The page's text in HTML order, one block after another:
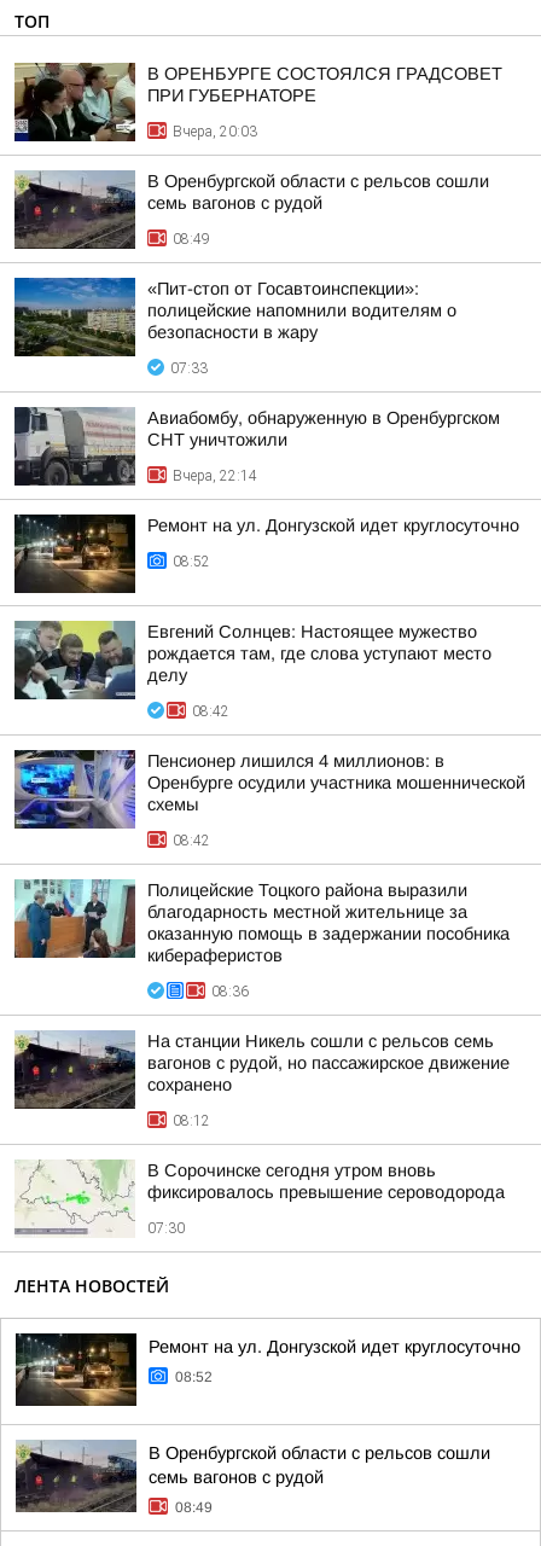
ТОП
В ОРЕНБУРГЕ СОСТОЯЛСЯ ГРАДСОВЕТ
ПРИ ГУБЕРНАТОРЕ
Вчера, 20:03
В Оренбургской области с рельсов сошли
семь вагонов с рудой
08:49
«Пит-стоп от Госавтоинспекции»:
полицейские напомнили водителям о
безопасности в жару
07:33
Авиабомбу, обнаруженную в Оренбургском
СНТ уничтожили
Вчера, 22:14
Ремонт на ул. Донгузской идет круглосуточно
08:52
Евгений Солнцев: Настоящее мужество
рождается там, где слова уступают место
делу
08:42
Пенсионер лишился 4 миллионов: в
Оренбурге осудили участника мошеннической
схемы
08:42
Полицейские Тоцкого района выразили
благодарность местной жительнице за
оказанную помощь в задержании пособника
кибераферистов
08:36
На станции Никель сошли с рельсов семь
вагонов с рудой, но пассажирское движение
сохранено
08:12
В Сорочинске сегодня утром вновь
фиксировалось превышение сероводорода
07:30
ЛЕНТА НОВОСТЕЙ
Ремонт на ул. Донгузской идет круглосуточно
08:52
В Оренбургской области с рельсов сошли
семь вагонов с рудой
08:49